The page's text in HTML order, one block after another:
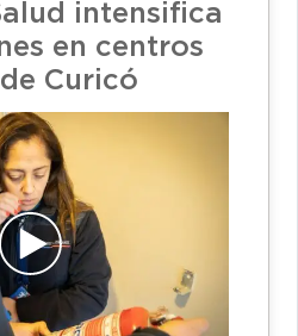
intensifica
en centros
Curicó